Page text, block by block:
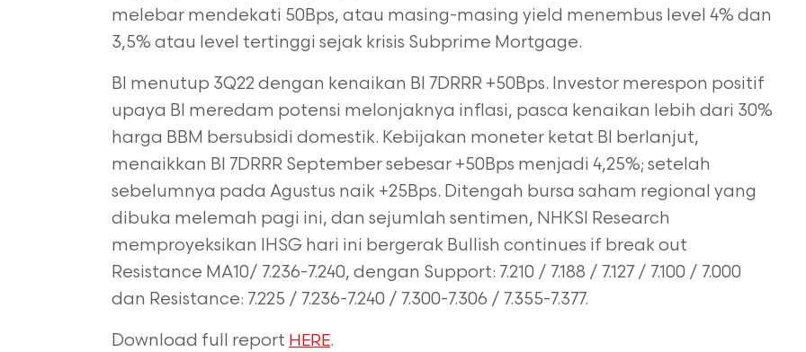
melebar mendekati 50Bps, atau masing-masing yield menembus level 4% dan
3,5% atau level tertinggi sejak krisis Subprime Mortgage.
BI menutup 3Q22 dengan kenaikan BI 7DRRR +50Bps. Investor merespon positif
upaya BI meredam potensi melonjaknya inflasi, pasca kenaikan lebih dari 30%
harga BBM bersubsidi domestik. Kebijakan moneter ketat BI berlanjut,
menaikkan BI 7DRRR September sebesar +50Bps menjadi 4,25%; setelah
sebelumnya pada Agustus naik +25Bps. Ditengah bursa saham regional yang
dibuka melemah pagi ini, dan sejumlah sentimen, NHKSI Research
memproyeksikan IHSG hari ini bergerak Bullish continues if break out
Resistance MA10/ 7.236-7.240, dengan Support: 7.210 / 7.188 / 7.127 / 7.100 / 7.000
dan Resistance: 7.225 / 7.236-7.240 / 7.300-7.306 / 7.355-7.377.
Download full report HERE.